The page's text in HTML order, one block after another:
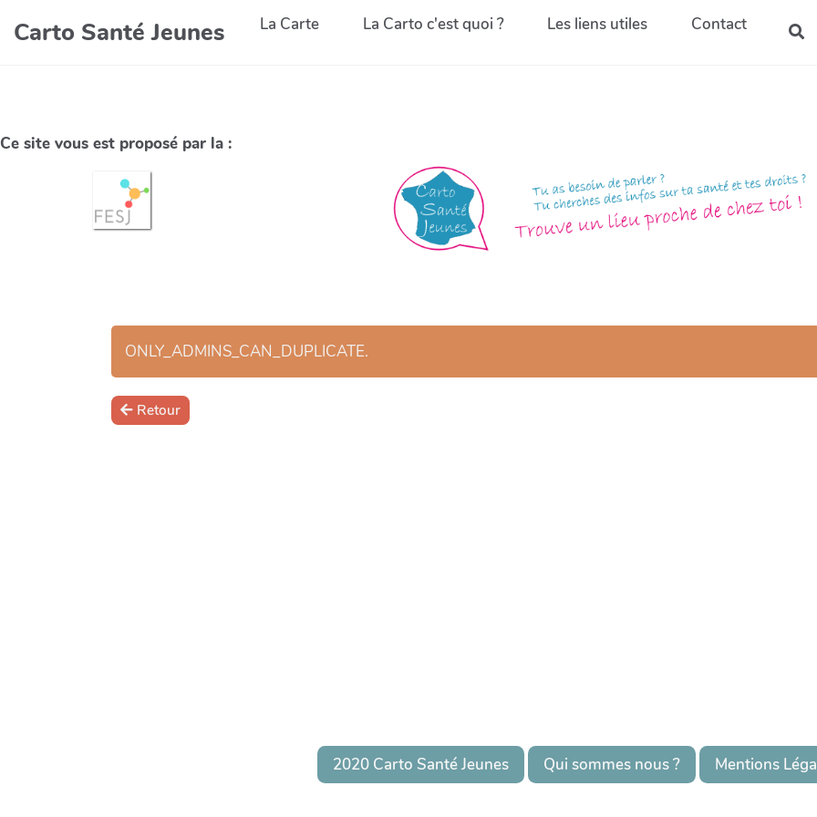
Carto Santé Jeunes La Carte La Carto c'est quoi ? Les liens utiles Contact
Ce site vous est proposé par la :
ONLY_ADMINS_CAN_DUPLICATE.
Retour
2020 Carto Santé Jeunes Qui sommes nous ? Mentions